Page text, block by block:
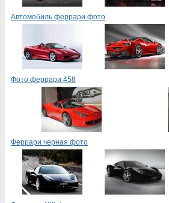
Автомобиль феррари фото
Фото феррари 458
Феррари черная фото